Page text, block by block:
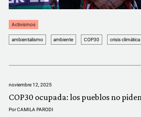
Activismos
ambientalismo ambiente COP30 crisis climática
noviembre 12, 2025
COP30 ocupada: los pueblos no
PorCAMILA PARODI